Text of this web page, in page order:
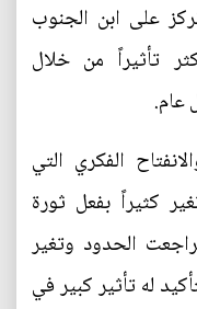
على ابن الجنوب
تأثيراً من خلال
عام.
الفكري التي
كثيراً بفعل ثورة
الحدود وتغير
له تأثير كبير في